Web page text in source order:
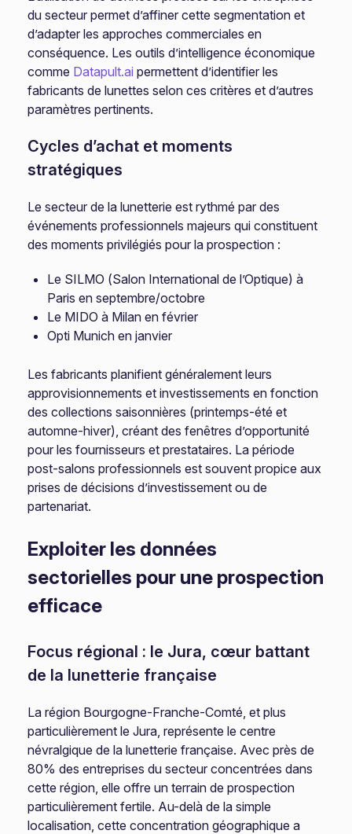
du secteur permet d’affiner cette segmentation et
d’adapter les approches commerciales en
conséquence. Les outils d’intelligence économique
comme Datapult.ai permettent d’identifier les
fabricants de lunettes selon ces critères et d’autres
paramètres pertinents.
Cycles d’achat et moments
stratégiques
Le secteur de la lunetterie est rythmé par des
événements professionnels majeurs qui constituent
des moments privilégiés pour la prospection :
Le SILMO (Salon International de l’Optique) à
Paris en septembre/octobre
Le MIDO à Milan en février
Opti Munich en janvier
Les fabricants planifient généralement leurs
approvisionnements et investissements en fonction
des collections saisonnières (printemps-été et
automne-hiver), créant des fenêtres d’opportunité
pour les fournisseurs et prestataires. La période
post-salons professionnels est souvent propice aux
prises de décisions d’investissement ou de
partenariat.
Exploiter les données
sectorielles pour une prospection
efficace
Focus régional : le Jura, cœur battant
de la lunetterie française
La région Bourgogne-Franche-Comté, et plus
particulièrement le Jura, représente le centre
névralgique de la lunetterie française. Avec près de
80% des entreprises du secteur concentrées dans
cette région, elle offre un terrain de prospection
particulièrement fertile. Au-delà de la simple
localisation, cette concentration géographique a